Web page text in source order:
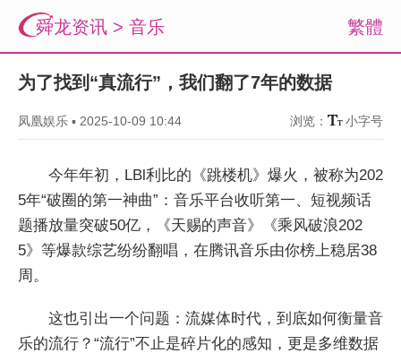
繁體
舜龙资讯 > 音乐
为了找到“真流行”，我们翻了7年的数据
凤凰娱乐 ▪ 2025-10-09 10:44 浏览： 小字号
今年年初，LBl利比的《跳楼机》爆火，被称为202
5年“破圈的第一神曲”：音乐平台收听第一、短视频话
题播放量突破50亿，《天赐的声音》《乘风破浪202
5》等爆款综艺纷纷翻唱，在腾讯音乐由你榜上稳居38
周。
这也引出一个问题：流媒体时代，到底如何衡量音
乐的流行？“流行”不止是碎片化的感知，更是多维数据